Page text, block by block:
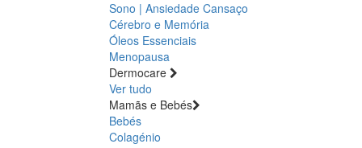
Sono | Ansiedade Cansaço
Cérebro e Memória
Óleos Essenciais
Menopausa
Dermocare
Ver tudo
Mamãs e Bebés
Bebés
Colagénio